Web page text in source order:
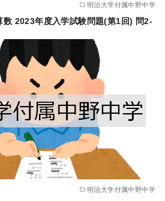
明治大学付属中野中学
数 2023年度入学試験問題(第1回) 問2-
明治大学付属中野中学